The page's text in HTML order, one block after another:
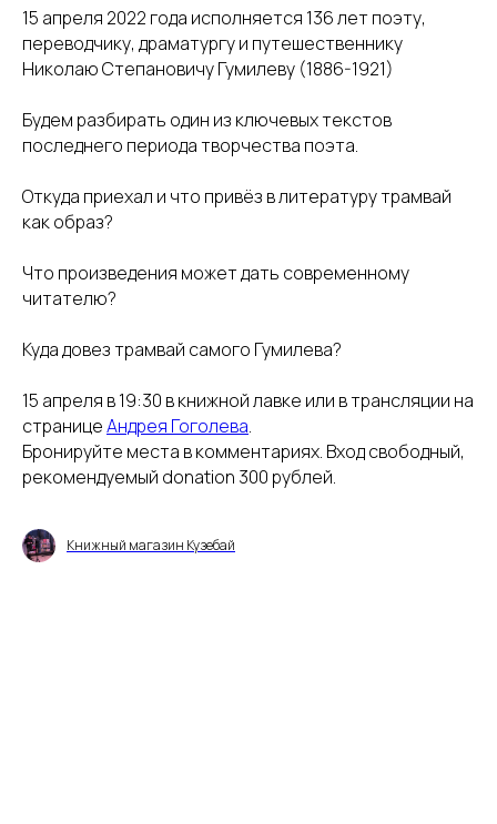
15 апреля 2022 года исполняется 136 лет поэту,
переводчику, драматургу и путешественнику
Николаю Степановичу Гумилеву (1886-1921)
Будем разбирать один из ключевых текстов
последнего периода творчества поэта.
Откуда приехал и что привёз в литературу трамвай
как образ?
Что произведения может дать современному
читателю?
Куда довез трамвай самого Гумилева?
15 апреля в 19:30 в книжной лавке или в трансляции на
страницеАндрея Гоголева.
Бронируйте места в комментариях. Вход свободный,
рекомендуемый donation 300 рублей.
Книжный магазин Кузебай